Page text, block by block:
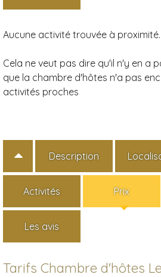
Aucune activité trouvée à proximité.
Cela ne veut pas dire qu'il n'y en a
que la chambre d'hôtes n'a pas
activités proches
Description
Activités Prix
Les avis
Tarifs Chambre d'hôtes